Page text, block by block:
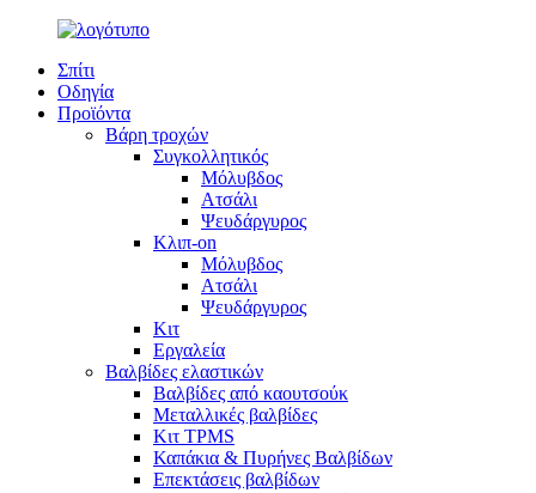
Σπίτι
Οδηγία
Προϊόντα
Βάρη τροχών
Συγκολλητικός
Μόλυβδος
Ατσάλι
Ψευδάργυρος
Κλιπ-on
Μόλυβδος
Ατσάλι
Ψευδάργυρος
Κιτ
Εργαλεία
Βαλβίδες ελαστικών
Βαλβίδες από καουτσούκ
Μεταλλικές βαλβίδες
Κιτ TPMS
Καπάκια & Πυρήνες Βαλβίδων
Επεκτάσεις βαλβίδων